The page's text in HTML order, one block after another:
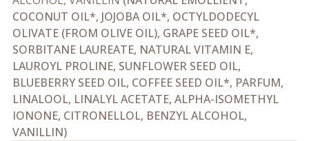
COCONUT OIL*, JOJOBA OIL*, OCTYLDODECYL
OLIVATE (FROM OLIVE OIL), GRAPE SEED OIL*,
SORBITANE LAUREATE, NATURAL VITAMIN E,
LAUROYL PROLINE, SUNFLOWER SEED OIL,
BLUEBERRY SEED OIL, COFFEE SEED OIL*, PARFUM,
LINALOOL, LINALYL ACETATE, ALPHA-ISOMETHYL
IONONE, CITRONELLOL, BENZYL ALCOHOL,
VANILLIN)